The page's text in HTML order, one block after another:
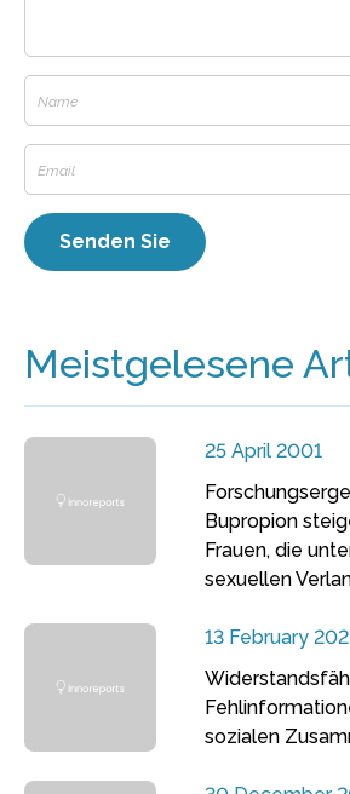
Meistgelesene
25 April 2001
Bupropion
Frauen, die
sexuellen
13 February
sozialen